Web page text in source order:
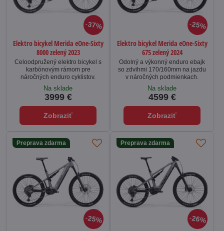
37%
Elektro bicykel Merida eOne-Sixty
8000 zelený 2023
Celoodpružený elektro bicykel s
karbónovým rámom pre
náročných enduro cyklistov.
Na sklade
3999 €
Zobraziť
25%
Elektro bicykel Merida eOne-Sixty
675 zelený 2024
Odolný a výkonný enduro ebajk
so zdvihmi 170/160mm na jazdu
v náročných podmienkach.
Na sklade
4599 €
Zobraziť
25%
Preprava zdarma
26%
Preprava zdarma